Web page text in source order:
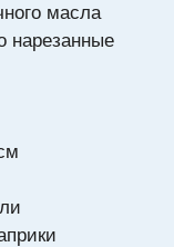
масла
нарезанные